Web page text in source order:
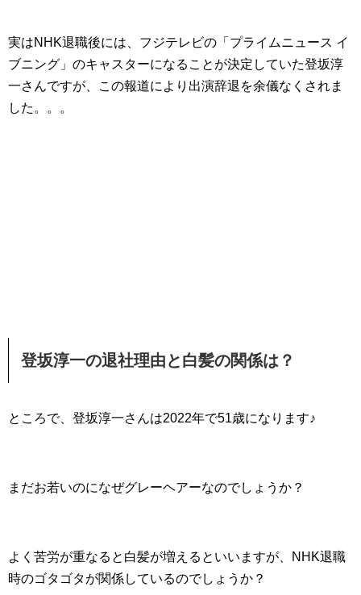
実はNHK退職後には、フジテレビの「プライムニュース イ
ブニング」のキャスターになることが決定していた登坂淳
一さんですが、この報道により出演辞退を余儀なくされま
した。。。
登坂淳一の退社理由と白髪の関係は？
ところで、登坂淳一さんは2022年で51歳になります♪
まだお若いのになぜグレーヘアーなのでしょうか？
よく苦労が重なると白髪が増えるといいますが、NHK退職
時のゴタゴタが関係しているのでしょうか？